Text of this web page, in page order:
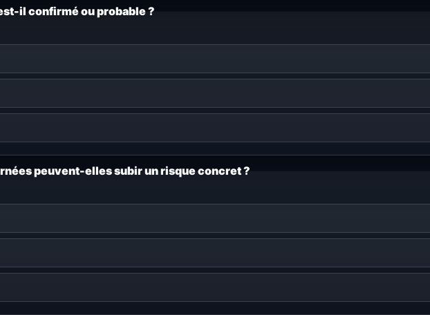
il confirmé ou probable ?
peuvent-elles subir un risque concret ?